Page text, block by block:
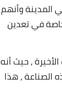
المدينة وأنهم
خاصة فيتعدين
, حيث أنه
الصناعة , هذا